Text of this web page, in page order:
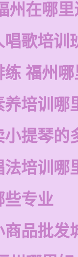
州在哪
唱歌培训
练 福州
培训哪
提琴的
培训哪
些专业
品批发